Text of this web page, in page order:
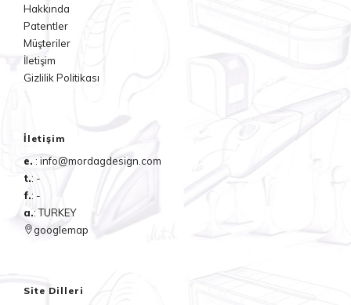
Hakkında
Patentler
Müşteriler
İletişim
Gizlilik Politikası
İletişim
e. : info@mordagdesign.com
t.: -
f.: -
a.: TURKEY
googlemap
Site Dilleri